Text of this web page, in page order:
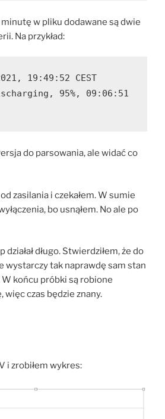
w pliku dodawane są dwie
Na przykład:
19:49:52 CEST
95%, 09:06:51
do parsowania, ale widać co
zasilania i czekałem. W sumie
bo usnąłem. No ale po
działał długo. Stwierdziłem, że do
wystarczy tak naprawdę sam stan
W końcu próbki są robione
więc czas będzie znany.
i zrobiłem wykres: